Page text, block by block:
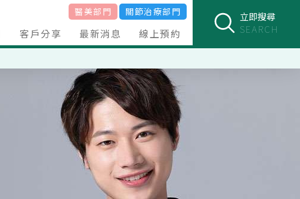
醫美部門 關節治療部門
立即搜尋
SEARCH
客戶分享 最新消息 線上預約